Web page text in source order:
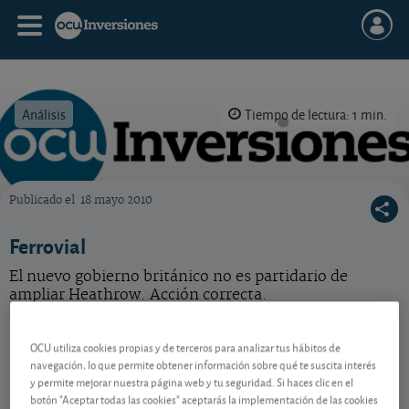
Análisis Tiempo de lectura: 1 min.
Publicado el 18 mayo 2010
Ferrovial
El nuevo gobierno británico no es partidario de
ampliar Heathrow. Acción correcta.
NL0015001FS8
06/08/2026 Madrid
-
OCU utiliza cookies propias y de terceros para analizar tus hábitos de
navegación, lo que permite obtener información sobre qué te suscita interés
y permite mejorar nuestra página web y tu seguridad. Si haces clic en el
botón "Aceptar todas las cookies" aceptarás la implementación de las cookies